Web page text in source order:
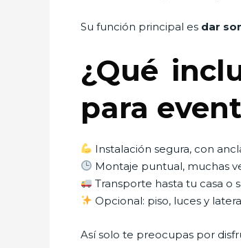
Su función principal es dar
¿Qué
para
Instalación segura, con
Montaje puntual, muchas
Transporte hasta tu casa o
Opcional: piso, luces y
Así solo te preocupas por